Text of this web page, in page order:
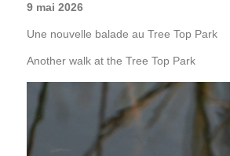
9 mai 2026
Une nouvelle balade au Tree Top Park
Another walk at the Tree Top Park